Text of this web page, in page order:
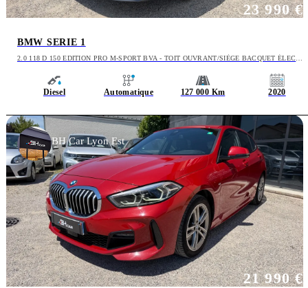
BMW SERIE 1
2.0 118 D 150 EDITION PRO M-SPORT BVA - TOIT OUVRANT/SIÈGE BACQUET ÉLEC
Diesel Automatique 127 000 Km 2020
23 990 €
21 990 €
BH Car Lyon Est